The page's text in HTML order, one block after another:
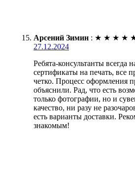
Арсений Зимин : ★ ★ ★ ★
27.12.2024
Ребята-консультанты всегда
сертификаты на печать, все
четко. Процесс оформления
объяснили. Рад, что есть
только фотографии, но и
качество, ни разу не
есть варианты доставки.
знакомым!